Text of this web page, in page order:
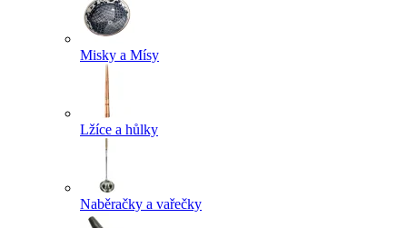
Misky a Mísy
Lžíce a hůlky
Naběračky a vařečky